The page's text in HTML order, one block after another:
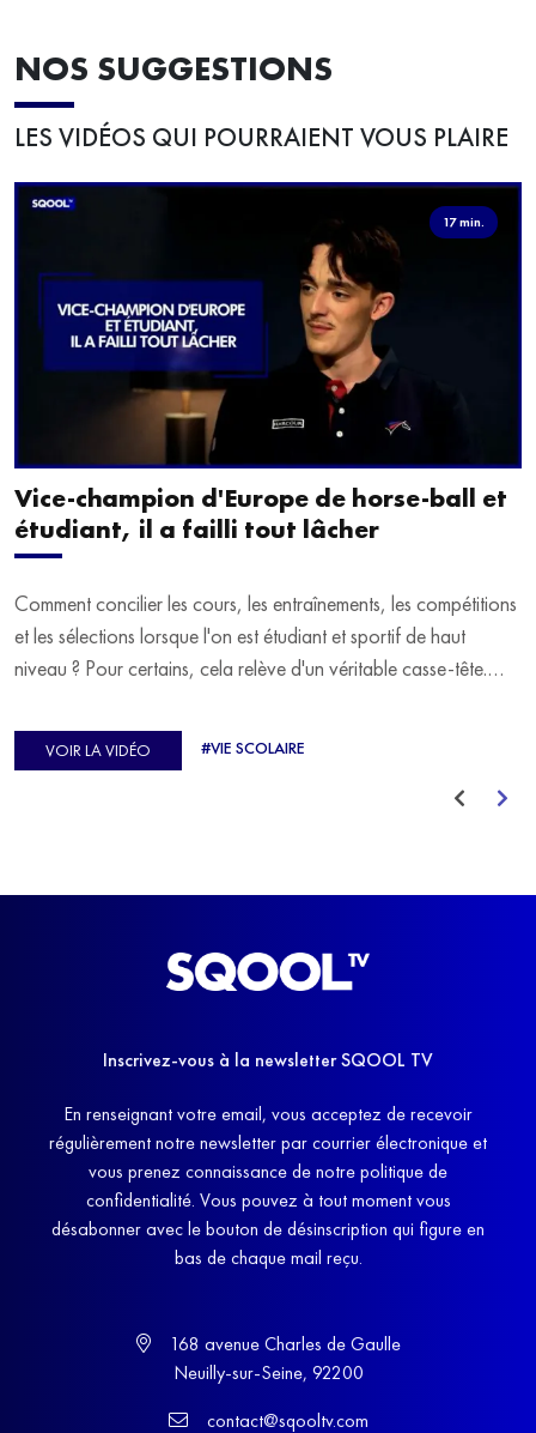
NOS SUGGESTIONS
LES VIDÉOS QUI POURRAIENT VOUS PLAIRE
17 min.
Vice-champion d'Europe de horse-ball et
étudiant, il a failli tout lâcher
Comment concilier les cours, les entraînements, les compétitions
et les sélections lorsque l'on est étudiant et sportif de haut
niveau ? Pour certains, cela relève d'un véritable casse-tête.
d'Europe de Horse-ball, qui a failli abandonner ses études
avant de trouver un nouvel équilibre.
VOIR LA VIDÉO #VIE SCOLAIRE
Inscrivez-vous à la newsletter SQOOL TV
En renseignant votre email, vous acceptez de recevoir
régulièrement notre newsletter par courrier électronique et
vous prenez connaissance de notre politique de
confidentialité. Vous pouvez à tout moment vous
désabonner avec le bouton de désinscription qui figure en
bas de chaque mail reçu.
168 avenue Charles de Gaulle
Neuilly-sur-Seine, 92200
contact@sqooltv.com